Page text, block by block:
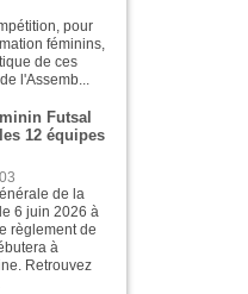
pour
féminins,
de ces
l'Assemb...
Futsal
12 équipes
de la
6 juin 2026 à
règlement de
à
Retrouvez